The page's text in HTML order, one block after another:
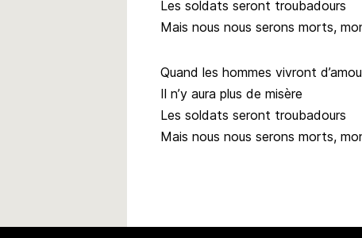
Les soldats seront troubadours
Mais nous nous serons morts,
Quand les hommes vivront
Il n’y aura plus de misère
Les soldats seront troubadours
Mais nous nous serons morts,